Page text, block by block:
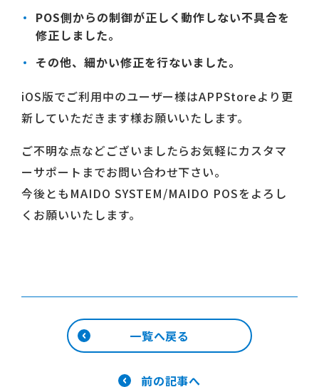
POS側からの制御が正しく動作しない不具合を
修正しました。
その他、細かい修正を行ないました。
iOS版でご利用中のユーザー様はAPPStoreより更
新していただきます様お願いいたします。
ご不明な点などございましたらお気軽にカスタマ
ーサポートまでお問い合わせ下さい。
今後ともMAIDO SYSTEM/MAIDO POSをよろし
くお願いいたします。
一覧へ戻る
前の記事へ